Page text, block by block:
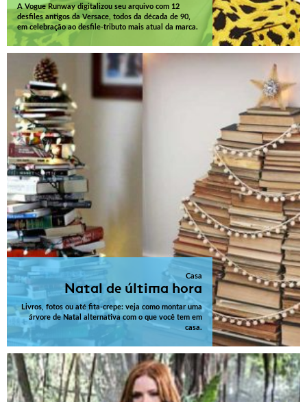
A Vogue Runway digitalizou seu arquivo com 12
desfiles antigos da Versace, todos da década de 90,
em celebração ao desfile-tributo mais atual da marca.
Casa
Natal de última hora
Livros, fotos ou até fita-crepe: veja como montar uma
árvore de Natal alternativa com o que você tem em
casa.